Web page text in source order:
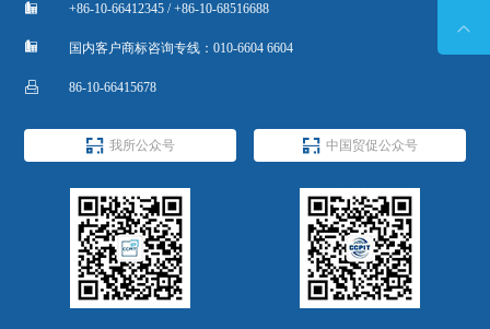
 +86-10-66412345 / +86-10-68516688
 国内客户商标咨询专线：010-6604 6604
 86-10-66415678
 我所公众号  中国贸促公众号
